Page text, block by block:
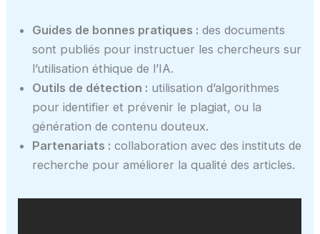
Guides de bonnes pratiques : des documents
sont publiés pour instructuer les chercheurs sur
l’utilisation éthique de l’IA.
Outils de détection : utilisation d’algorithmes
pour identifier et prévenir le plagiat, ou la
génération de contenu douteux.
Partenariats : collaboration avec des instituts de
recherche pour améliorer la qualité des articles.